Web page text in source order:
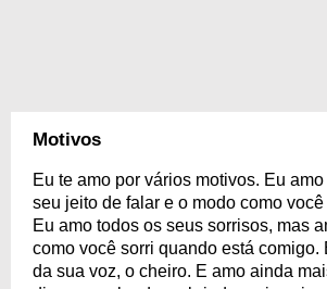
Motivos
Eu te amo por vários motivos. Eu
seu jeito de falar e o modo como
Eu amo todos os seus sorrisos, mas
como você sorri quando está comigo.
da sua voz, o cheiro. E amo ainda